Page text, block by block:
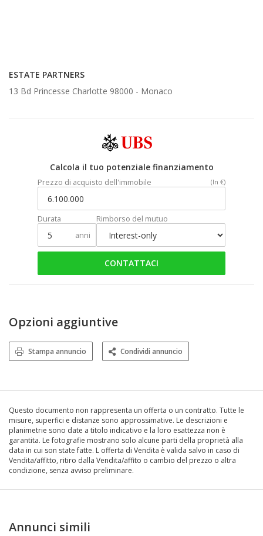
ESTATE PARTNERS
13 Bd Princesse Charlotte 98000 - Monaco
Calcola il tuo potenziale finanziamento
Prezzo di acquisto dell'immobile (In €)
Durata
anni
Rimborso del mutuo
CONTATTACI
Opzioni aggiuntive
Stampa annuncio Condividi annuncio
Questo documento non rappresenta un offerta o un contratto. Tutte le
misure, superfici e distanze sono approssimative. Le descrizioni e
planimetrie sono date a titolo indicativo e la loro esattezza non è
garantita. Le fotografie mostrano solo alcune parti della proprietà alla
data in cui son state fatte. L offerta di Vendita è valida salvo in caso di
Vendita/affitto, ritiro dalla Vendita/affito o cambio del prezzo o altra
condizione, senza avviso preliminare.
Annunci simili